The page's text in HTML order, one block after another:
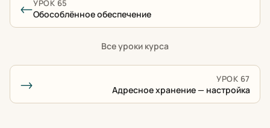
←УРОК 65
Обособлённое обеспечение
Все уроки курса
УРОК 67
Адресное хранение — настройка
→